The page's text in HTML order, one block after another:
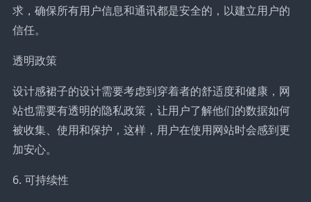
求，确保所有用户信息和通讯都是安全的，以建立用户的
信任。
透明政策
设计感裙子的设计需要考虑到穿着者的舒适度和健康，网
站也需要有透明的隐私政策，让用户了解他们的数据如何
被收集、使用和保护，这样，用户在使用网站时会感到更
加安心。
6. 可持续性